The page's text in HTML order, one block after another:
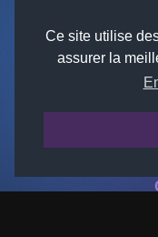
Ce site utilise
assurer la